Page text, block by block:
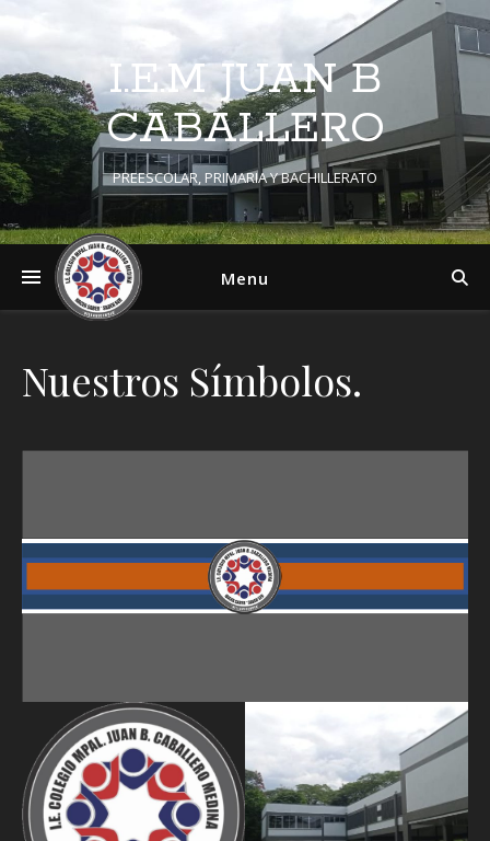
I.E.M JUAN B
CABALLERO
PREESCOLAR, PRIMARIA Y BACHILLERATO
Menu
Nuestros Símbolos.